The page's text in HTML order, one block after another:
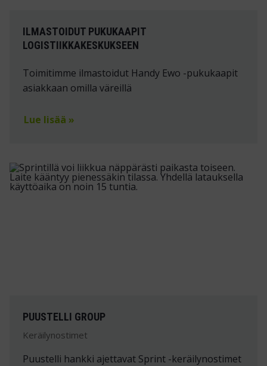
ILMASTOIDUT PUKUKAAPIT
LOGISTIIKKAKESKUKSEEN
Toimitimme ilmastoidut Handy Ewo -pukukaapit
asiakkaan omilla väreillä
Lue lisää »
PUUSTELLI GROUP
Keräilynostimet
Puustelli hankki ajettavat Sprint -keräilynostimet